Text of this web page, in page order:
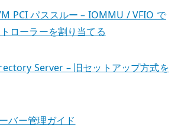
PCI パススルー – IOMMU / VFIO で
ローラーを割り当てる
Server – 旧セットアップ方式を
バー管理ガイド